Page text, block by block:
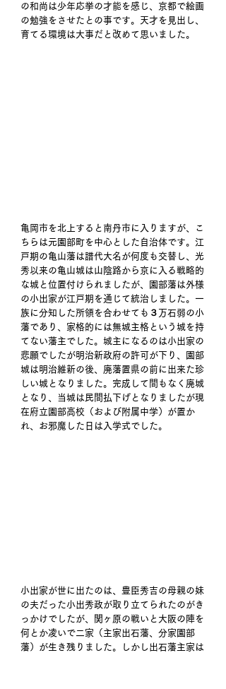
の和尚は少年応挙の才能を感じ、京都で絵画
の勉強をさせたとの事です。天才を見出し、
育てる環境は大事だと改めて思いました。
亀岡市を北上すると南丹市に入りますが、こ
ちらは元園部町を中心とした自治体です。江
戸期の亀山藩は譜代大名が何度も交替し、光
秀以来の亀山城は山陰路から京に入る戦略的
な城と位置付けられましたが、園部藩は外様
の小出家が江戸期を通じて統治しました。一
族に分知した所領を合わせても３万石弱の小
藩であり、家格的には無城主格という城を持
てない藩主でした。城主になるのは小出家の
悲願でしたが明治新政府の許可が下り、園部
城は明治維新の後、廃藩置県の前に出来た珍
しい城となりました。完成して間もなく廃城
となり、当城は民間払下げとなりましたが現
在府立園部高校（および附属中学）が置か
れ、お邪魔した日は入学式でした。
小出家が世に出たのは、豊臣秀吉の母親の妹
の夫だった小出秀政が取り立てられたのがき
っかけでしたが、関ヶ原の戦いと大阪の陣を
何とか凌いで二家（主家出石藩、分家園部
藩）が生き残りました。しかし出石藩主家は